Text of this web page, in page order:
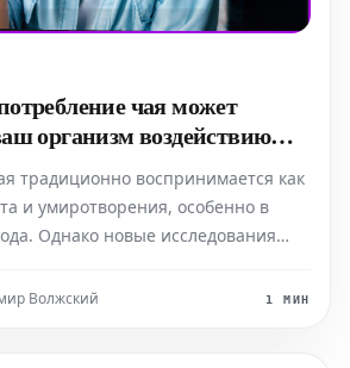
чая может
организм воздействию
традиционно воспринимается как
и умиротворения, особенно в
Однако новые исследования
миллионы, а иногда и
Волжский 1 МИН